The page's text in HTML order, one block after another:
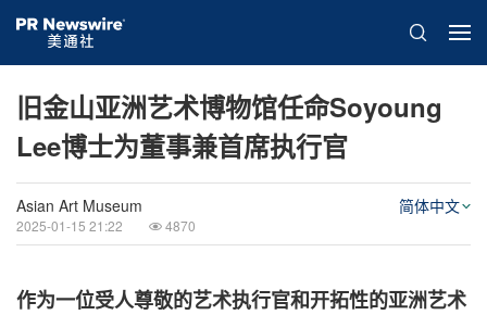
旧金山亚洲艺术博物馆任命Soyoung
Lee博士为董事兼首席执行官
Asian Art Museum
2025-01-15 21:22 4870
简体中文
作为一位受人尊敬的艺术执行官和开拓性的亚洲艺术